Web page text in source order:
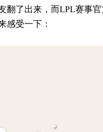
翻了出来，而LPL赛事
感受一下：